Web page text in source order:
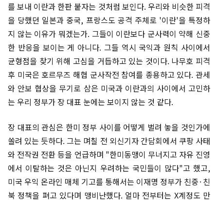
를 보내 이란과 한판 붙자는 것처럼 보인다. 우리와 비슷한 피격
을 당했던 일본과 중국, 프랑스도 공격 주체로 '이란'을 특정하
지 않는 이유가 뭐겠는가. 그들이 이란보다 군사력이 약해 신중
한 반응을 보이는 게 아니다. 그들 역시 국익과 원칙 사이에서
균형점을 찾기 위해 고심을 거듭하고 있는 것이다. 나무호 피격
후 미국은 호르무즈 해협 군사작전 참여를 종용하고 있다. 관세
와 안보 협상을 무기로 삼은 미국과 이란과의 사이에서 고민하
는 우리 정부가 장 대표 눈에는 보이지 않는 것 같다.
장 대표의 관심은 한미 정부 사이를 어떻게 벌려 놓을 것인가에
쏠려 있는 듯하다. 그는 며칠 전 외신기자 간담회에서 쿠팡 사태
와 전작권 전환 등을 언급하며 "한미동맹이 무너지고 자유 진영
에서 이탈하는 것은 아닌지 우려하는 국민들이 많다"고 했고,
미국 우익 온라인 매체 기고를 통해서는 이재명 정부가 친중·친
북 정책을 펴고 있다며 맹비난했다. 얼마 전부터는 X계정도 만